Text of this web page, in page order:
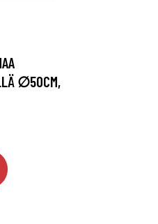
∅50CM,